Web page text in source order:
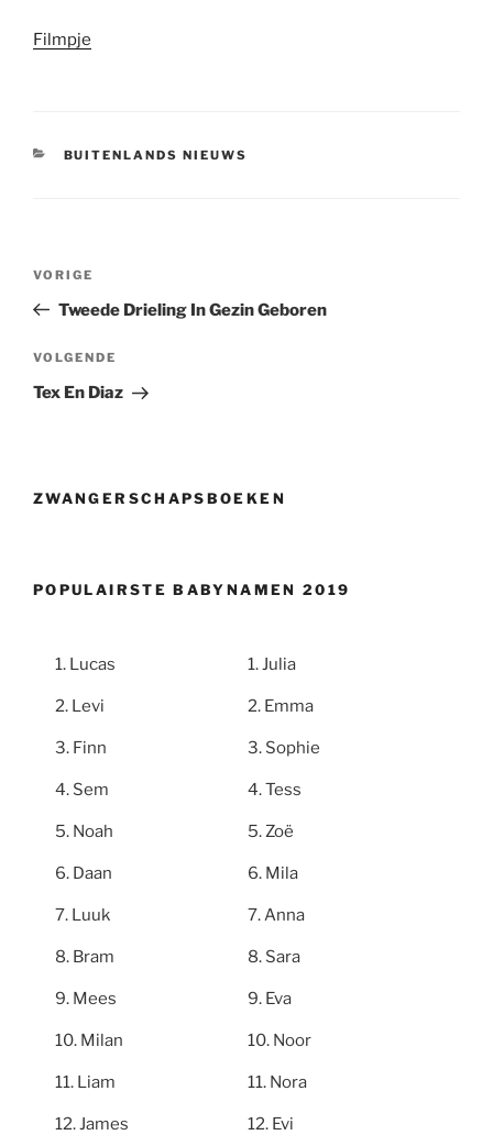
Filmpje
CATEGORIEËN
BUITENLANDS NIEUWS
Vorig
bericht
VORIGE
Tweede Drieling In Gezin Geboren
Volgend
bericht
VOLGENDE
Tex En Diaz
ZWANGERSCHAPSBOEKEN
POPULAIRSTE BABYNAMEN 2019
Lucas
Levi
Finn
Sem
Noah
Daan
Luuk
Bram
Mees
Milan
Liam
James
Julia
Emma
Sophie
Tess
Zoë
Mila
Anna
Sara
Eva
Noor
Nora
Evi